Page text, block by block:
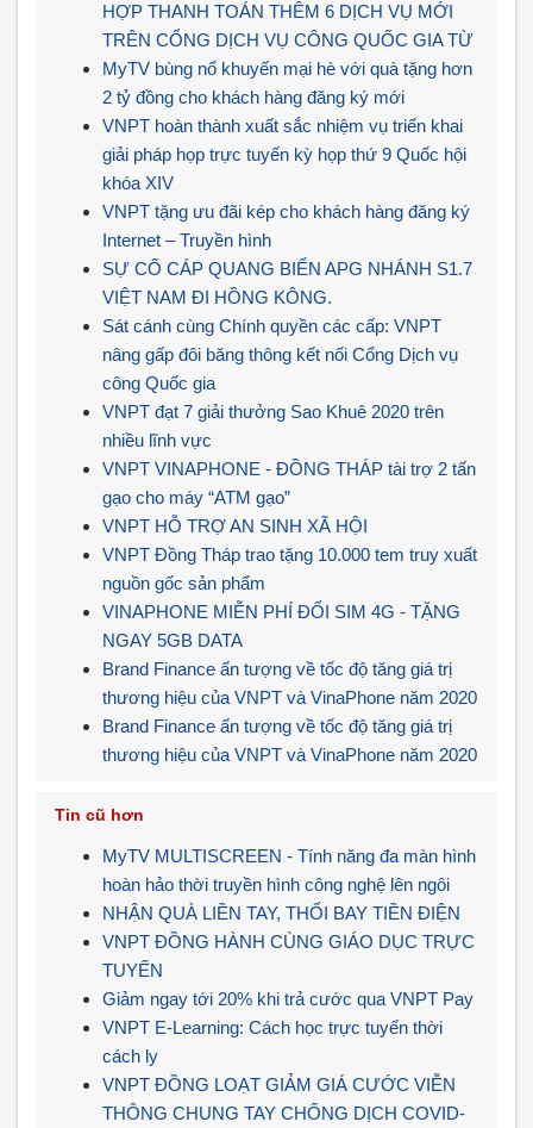
HỢP THANH TOÁN THÊM 6 DỊCH VỤ MỚI
TRÊN CỔNG DỊCH VỤ CÔNG QUỐC GIA TỪ
MyTV bùng nổ khuyến mại hè với quà tặng hơn
2 tỷ đồng cho khách hàng đăng ký mới
VNPT hoàn thành xuất sắc nhiệm vụ triển khai
giải pháp họp trực tuyến kỳ họp thứ 9 Quốc hội
khóa XIV
VNPT tặng ưu đãi kép cho khách hàng đăng ký
Internet – Truyền hình
SỰ CỐ CÁP QUANG BIỂN APG NHÁNH S1.7
VIỆT NAM ĐI HỒNG KÔNG.
Sát cánh cùng Chính quyền các cấp: VNPT
nâng gấp đôi băng thông kết nối Cổng Dịch vụ
công Quốc gia
VNPT đạt 7 giải thưởng Sao Khuê 2020 trên
nhiều lĩnh vực
VNPT VINAPHONE - ĐỒNG THÁP tài trợ 2 tấn
gạo cho máy “ATM gạo”
VNPT HỖ TRỢ AN SINH XÃ HỘI
VNPT Đồng Tháp trao tặng 10.000 tem truy xuất
nguồn gốc sản phẩm
VINAPHONE MIỄN PHÍ ĐỔI SIM 4G - TẶNG
NGAY 5GB DATA
Brand Finance ấn tượng về tốc độ tăng giá trị
thương hiệu của VNPT và VinaPhone năm 2020
Brand Finance ấn tượng về tốc độ tăng giá trị
thương hiệu của VNPT và VinaPhone năm 2020
Tin cũ hơn
MyTV MULTISCREEN - Tính năng đa màn hình
hoàn hảo thời truyền hình công nghệ lên ngôi
NHẬN QUÀ LIỀN TAY, THỔI BAY TIỀN ĐIỆN
VNPT ĐỒNG HÀNH CÙNG GIÁO DỤC TRỰC
TUYẾN
Giảm ngay tới 20% khi trả cước qua VNPT Pay
VNPT E-Learning: Cách học trực tuyến thời
cách ly
VNPT ĐỒNG LOẠT GIẢM GIÁ CƯỚC VIỄN
THÔNG CHUNG TAY CHỐNG DỊCH COVID-